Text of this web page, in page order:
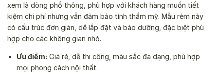
xem là dòng phổ thông, phù hợp với khách hàng muốn tiết
kiệm chi phí nhưng vẫn đảm bảo tính thẩm mỹ. Mẫu rèm này
có cấu trúc đơn giản, dễ lắp đặt và bảo dưỡng, đặc biệt phù
hợp cho các không gian nhỏ.
Ưu điểm: Giá rẻ, dễ thi công, màu sắc đa dạng, phù hợp
mọi phong cách nội thất.